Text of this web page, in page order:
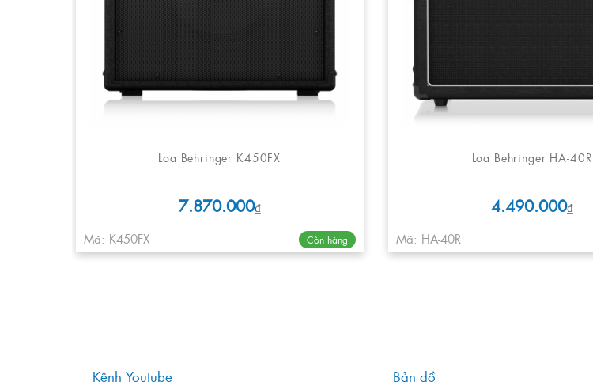
Loa Behringer K450FX
7.870.000₫
Mã: K450FX
Còn hàng
Loa Behringer HA-40R
4.490.000₫
Mã: HA-40R
Kênh Youtube Bản đồ